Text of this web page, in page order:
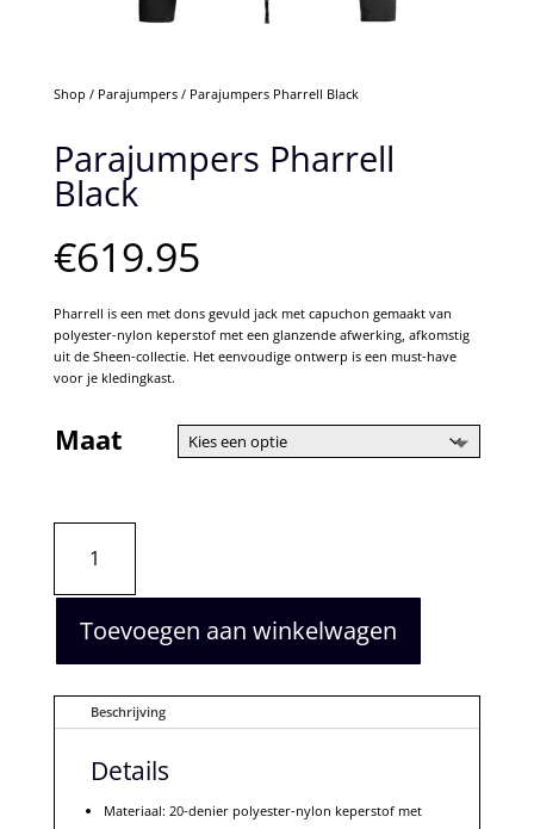
Shop / Parajumpers/ Parajumpers Pharrell Black
Parajumpers Pharrell
Black
€619.95
Pharrell is een met dons gevuld jack met capuchon gemaakt van
polyester-nylon keperstof met een glanzende afwerking, afkomstig
uit de Sheen-collectie. Het eenvoudige ontwerp is een must-have
voor je kledingkast.
Maat
Parajumpers
Pharrell
Black
aantal
Toevoegen aan winkelwagen
Beschrijving
Details
Materiaal: 20-denier polyester-nylon keperstof met